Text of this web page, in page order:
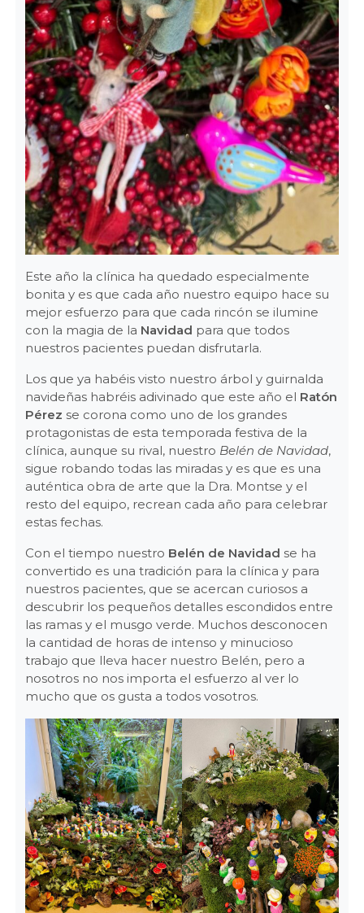
Este año la clínica ha quedado especialmente
bonita y es que cada año nuestro equipo hace su
mejor esfuerzo para que cada rincón se ilumine
con la magia de la Navidad para que todos
nuestros pacientes puedan disfrutarla.
Los que ya habéis visto nuestro árbol y guirnalda
navideñas habréis adivinado que este año el Ratón
Pérez se corona como uno de los grandes
protagonistas de esta temporada festiva de la
clínica, aunque su rival, nuestro Belén de Navidad,
sigue robando todas las miradas y es que es una
auténtica obra de arte que la Dra. Montse y el
resto del equipo, recrean cada año para celebrar
estas fechas.
Con el tiempo nuestro Belén de Navidad se ha
convertido es una tradición para la clínica y para
nuestros pacientes, que se acercan curiosos a
descubrir los pequeños detalles escondidos entre
las ramas y el musgo verde. Muchos desconocen
la cantidad de horas de intenso y minucioso
trabajo que lleva hacer nuestro Belén, pero a
nosotros no nos importa el esfuerzo al ver lo
mucho que os gusta a todos vosotros.